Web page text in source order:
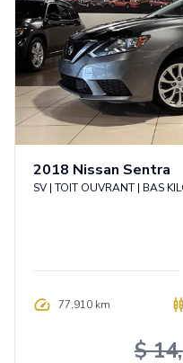
2018 Nissan Sentra
SV | TOIT OUVRANT | BAS
77,910 km
$